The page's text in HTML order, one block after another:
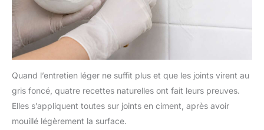
Quand l’entretien léger ne suffit plus et que les joints virent au
gris foncé, quatre recettes naturelles ont fait leurs preuves.
Elles s’appliquent toutes sur joints en ciment, après avoir
mouillé légèrement la surface.